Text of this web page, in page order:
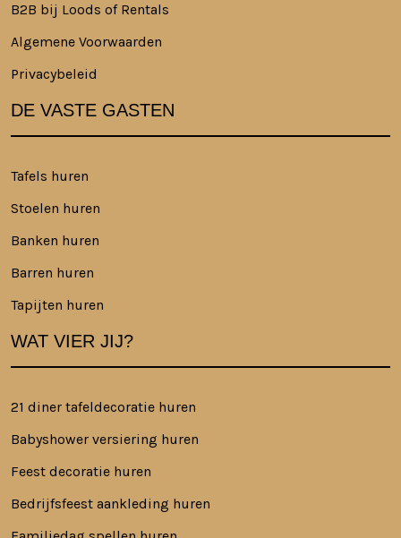
B2B bij Loods of Rentals
Algemene Voorwaarden
Privacybeleid
DE VASTE GASTEN
Tafels huren
Stoelen huren
Banken huren
Barren huren
Tapijten huren
WAT VIER JIJ?
21 diner tafeldecoratie huren
Babyshower versiering huren
Feest decoratie huren
Bedrijfsfeest aankleding huren